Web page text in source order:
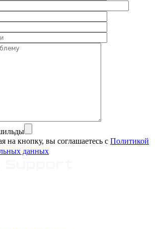
на кнопку, вы соглашаетесь с Политикой
данных